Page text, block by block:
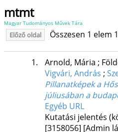
mtmt
Magyar Tudományos Művek Tára
Előző oldal Összesen 1 elem
1. Arnold, Mária ;
Vigvári, András ;
Pillanatképek a
júliusában a
Egyéb URL
Kutatási jelentés
[3158056] [Admin